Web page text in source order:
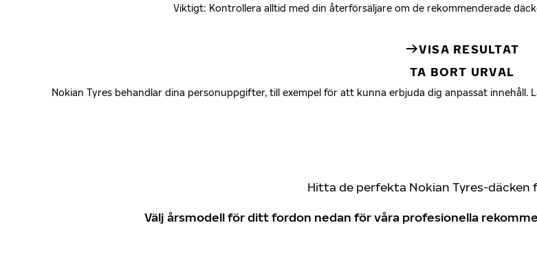
Viktigt: Kontrollera alltid med din återförsäljare om de rekommenderade
VISA RESULTAT
TA BORT URVAL
Nokian Tyres behandlar dina personuppgifter, till exempel för att kunna erbjuda dig anpassat
Hitta de perfekta Nokian Tyres-
Välj årsmodell för ditt fordon nedan för våra profesionella